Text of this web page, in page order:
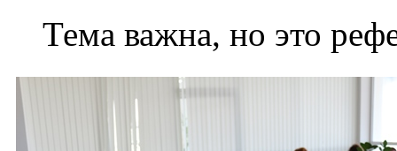
Тема важна, но это